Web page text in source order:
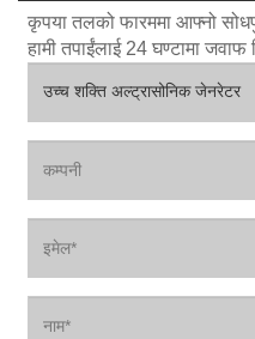
कृपया तलको फारममा आफ्नो
हामी तपाईंलाई 24 घण्टामा जवाफ